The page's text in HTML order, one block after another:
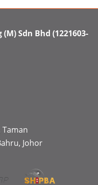
Sdn Bhd (1221603­-
Taman
Johor